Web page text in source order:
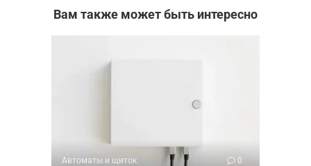
Вам также может быть интересно
Автоматы и щиток 0